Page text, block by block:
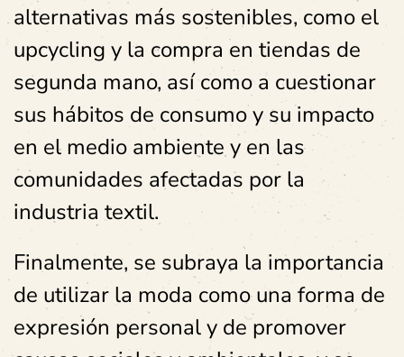
alternativas más sostenibles, como el
upcycling y la compra en tiendas de
segunda mano, así como a cuestionar
sus hábitos de consumo y su impacto
en el medio ambiente y en las
comunidades afectadas por la
industria textil.
Finalmente, se subraya la importancia
de utilizar la moda como una forma de
expresión personal y de promover